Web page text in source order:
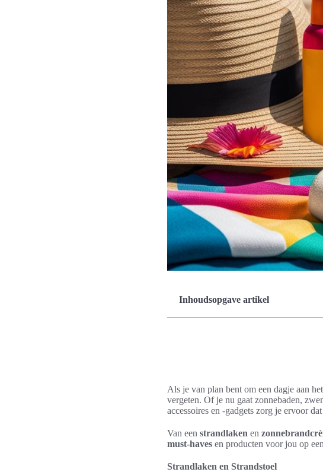
Inhoudsopgave artikel
Als je van plan bent om een dagje aan
vergeten. Of je nu gaat zonnebaden,
accessoires en -gadgets zorg je ervoor
Van een strandlaken en
must-haves en producten voor jou op
Strandlaken en Strandstoel